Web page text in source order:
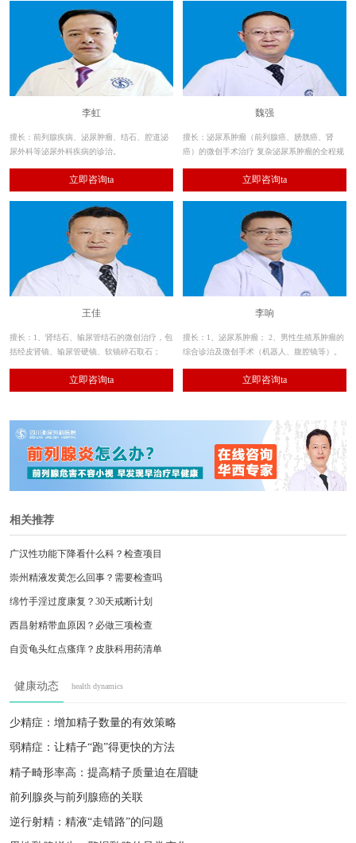
李虹
擅长：前列腺疾病、泌尿肿瘤、结石、腔道泌
尿外科等泌尿外科疾病的诊治。
立即咨询ta
魏强
擅长：泌尿系肿瘤（前列腺癌、膀胱癌、肾
癌）的微创手术治疗 复杂泌尿系肿瘤的全程规
等的激光及经尿道微创手术治疗）
立即咨询ta
王佳
擅长：1、肾结石、输尿管结石的微创治疗，包
括经皮肾镜、输尿管硬镜、软镜碎石取石；
立即咨询ta
李响
擅长：1、泌尿系肿瘤； 2、男性生殖系肿瘤的
综合诊治及微创手术（机器人、腹腔镜等）。
立即咨询ta
相关推荐
广汉性功能下降看什么科？检查项目
崇州精液发黄怎么回事？需要检查吗
绵竹手淫过度康复？30天戒断计划
西昌射精带血原因？必做三项检查
自贡龟头红点瘙痒？皮肤科用药清单
眉山少精症饮食调理？中医专家坐诊
宜宾膀胱炎反复发作？抗生素选择
广汉性功能下降看什么科？检查项目
健康动态 health dynamics
少精症：增加精子数量的有效策略
弱精症：让精子“跑”得更快的方法
精子畸形率高：提高精子质量迫在眉睫
前列腺炎与前列腺癌的关联
逆行射精：精液“走错路”的问题